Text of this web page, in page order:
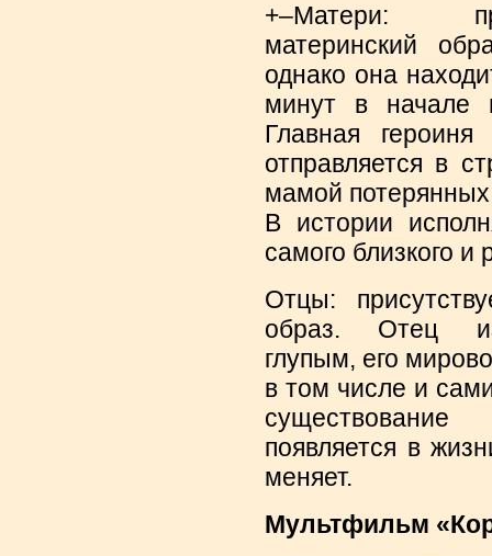
+–Матери:
материнский
однако она
минут в начале
Главная
отправляется в
мамой потерянных
В истории
самого близкого и
Отцы:
образ. Отец
глупым, его
в том числе и
появляется в
меняет.
Мультфильм